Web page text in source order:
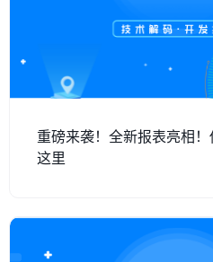
重磅来袭！全新报表亮相
这里